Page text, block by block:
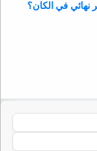
في الكان؟